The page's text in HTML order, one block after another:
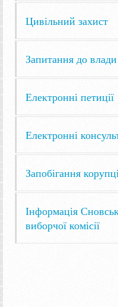
Цивільний захист
Запитання до влади
Електронні петиції
Електронні
Запобігання
Інформація
виборчої комісії